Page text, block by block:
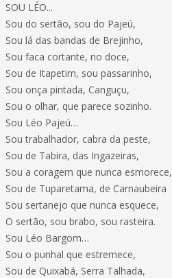
SOU LÉO...
Sou do sertão, sou do Pajeú,
Sou lá das bandas de Brejinho,
Sou faca cortante, rio doce,
Sou de Itapetim, sou passarinho,
Sou onça pintada, Canguçu,
Sou o olhar, que parece sozinho.
Sou Léo Pajeú…
Sou trabalhador, cabra da peste,
Sou de Tabira, das Ingazeiras,
Sou a coragem que nunca esmorece,
Sou de Tuparetama, de Carnaubeira
Sou sertanejo que nunca esquece,
O sertão, sou brabo, sou rasteira.
Sou Léo Bargom…
Sou o punhal que estremece,
Sou de Quixabá, Serra Talhada,